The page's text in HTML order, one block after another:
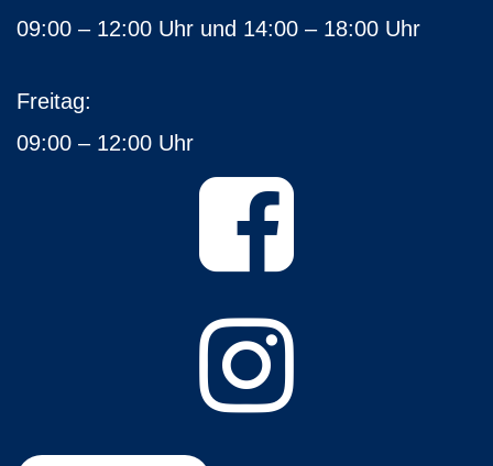
09:00 – 12:00 Uhr und 14:00 – 18:00 Uhr
Freitag:
09:00 – 12:00 Uhr